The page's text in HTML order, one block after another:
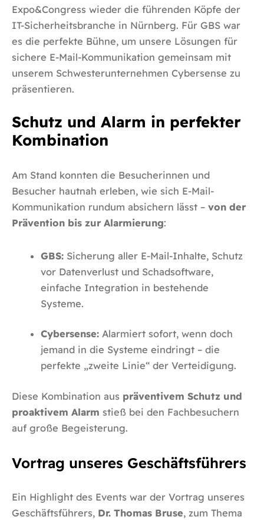
Expo&Congress wieder die führenden Köpfe der
IT-Sicherheitsbranche in Nürnberg. Für GBS war
es die perfekte Bühne, um unsere Lösungen für
sichere E-Mail-Kommunikation gemeinsam mit
unserem Schwesterunternehmen Cybersense zu
präsentieren.
Schutz und Alarm in perfekter
Kombination
Am Stand konnten die Besucherinnen und
Besucher hautnah erleben, wie sich E-Mail-
Kommunikation rundum absichern lässt – von der
Prävention bis zur Alarmierung:
GBS: Sicherung aller E-Mail-Inhalte, Schutz
vor Datenverlust und Schadsoftware,
einfache Integration in bestehende
Systeme.
Cybersense: Alarmiert sofort, wenn doch
jemand in die Systeme eindringt – die
perfekte „zweite Linie“ der Verteidigung.
Diese Kombination aus präventivem Schutz und
proaktivem Alarm stieß bei den Fachbesuchern
auf große Begeisterung.
Vortrag unseres Geschäftsführers
Ein Highlight des Events war der Vortrag unseres
Geschäftsführers, Dr. Thomas Bruse, zum Thema